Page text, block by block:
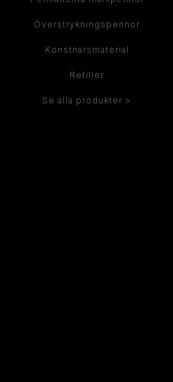
Överstrykningspennor
Konstnärsmaterial
Refiller
Se alla produkter >